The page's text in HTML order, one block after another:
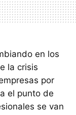
en los
la crisis
por
el punto de
se van